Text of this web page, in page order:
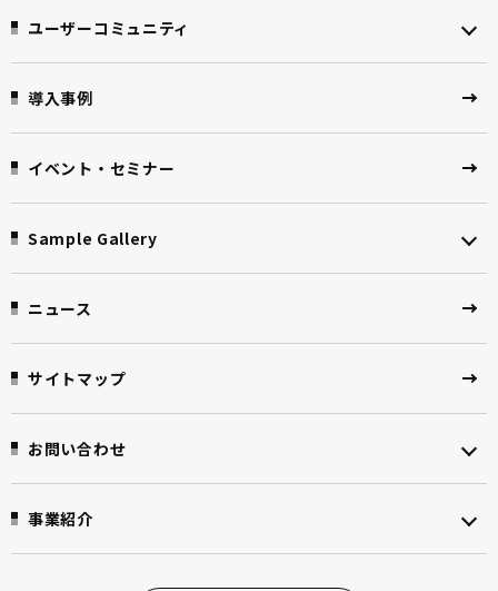
ユーザーコミュニティ
導入事例
イベント・セミナー
Sample Gallery
ニュース
サイトマップ
お問い合わせ
事業紹介